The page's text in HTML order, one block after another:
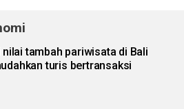
nilai tambah pariwisata di Bali
turis bertransaksi